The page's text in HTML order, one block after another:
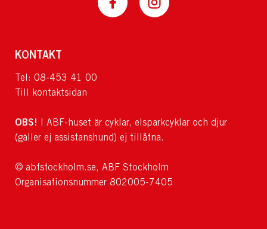
KONTAKT
Tel: 08-453 41 00
Till kontaktsidan
OBS! I ABF-huset är cyklar, elsparkcyklar och djur
(gäller ej assistanshund) ej tillåtna.
© abfstockholm.se, ABF Stockholm
Organisationsnummer 802005-7405